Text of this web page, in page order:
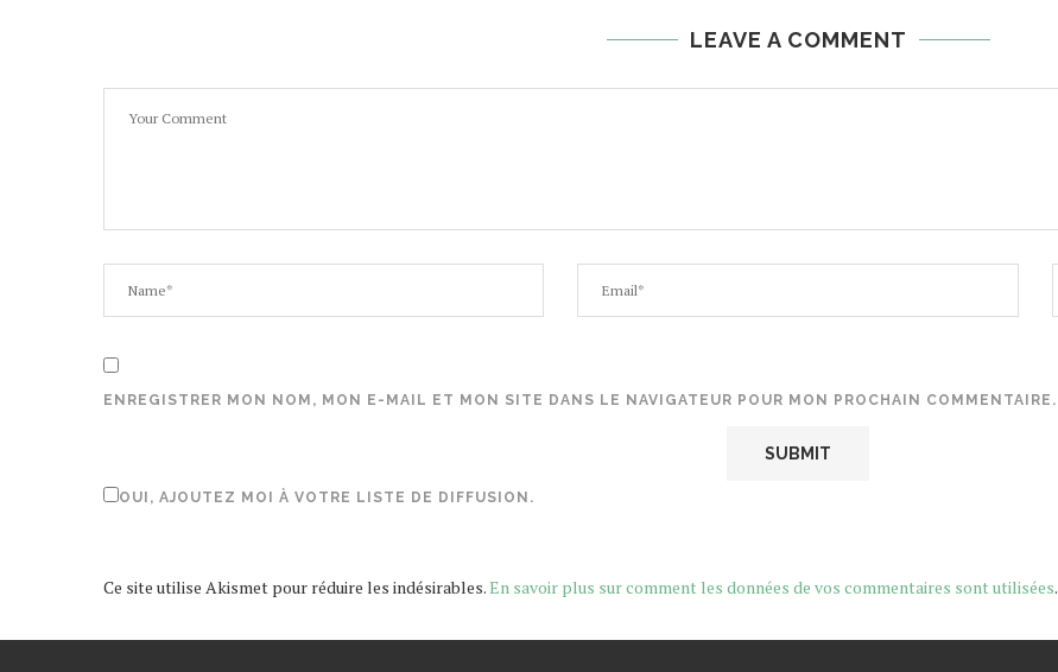
LEAVE A COMMENT
ENREGISTRER MON NOM, MON E-MAIL ET MON SITE DANS LE NAVIGATEUR POUR MON PROCHAIN COMMENTAIRE.
OUI, AJOUTEZ MOI À VOTRE LISTE DE DIFFUSION.
Ce site utilise Akismet pour réduire les indésirables.En savoir plus sur comment les données de vos commentaires sont utilisées.